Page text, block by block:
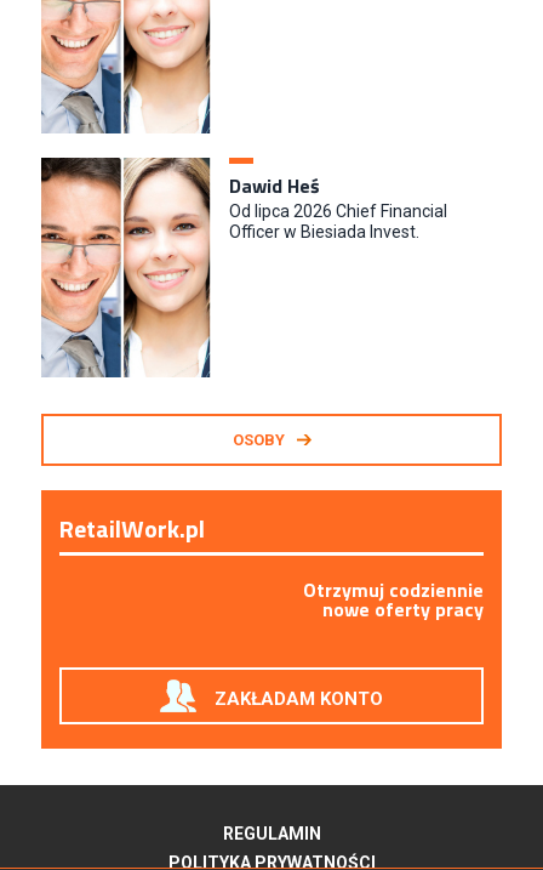
Dawid Heś
Od lipca 2026 Chief Financial
Officer w Biesiada Invest.
OSOBY
RetailWork.pl
Otrzymuj codziennie
nowe oferty pracy
ZAKŁADAM KONTO
REGULAMIN
POLITYKA PRYWATNOŚCI